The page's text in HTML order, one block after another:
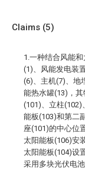
Claims (5)
1.一种结合风能
(1)、风能发电装
(6)、主机(7)、地
能热水罐(13)，
(101)、立柱(102)
能板(103)和第二
座(101)的中心位
太阳能板(106)安
太阳能板(104)设
采用多块光伏电